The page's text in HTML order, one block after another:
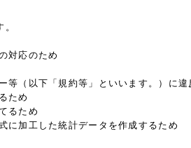
対応のため
等（以下「規約等」といいます。）に
ため
るため
に加工した統計データを作成するため